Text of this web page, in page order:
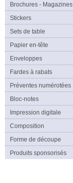
Brochures - Magazines
Stickers
Sets de table
Papier en-tête
Enveloppes
Fardes à rabats
Préventes numérotées
Bloc-notes
Impression digitale
Composition
Forme de découpe
Produits sponsorisés